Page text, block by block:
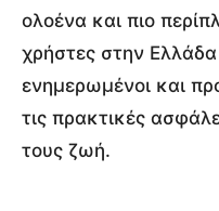
ολοένα και πιο
χρήστες στην
ενημερωμένοι και
τις πρακτικές
τους ζωή.